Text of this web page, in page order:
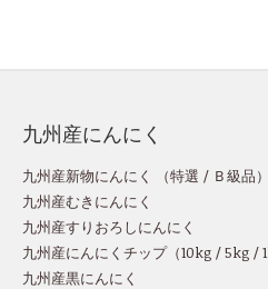
九州産にんにく
九州産新物にんにく （特選 / Ｂ級品）
九州産むきにんにく
九州産すりおろしにんにく
九州産にんにくチップ（10kg /5kg /
九州産黒にんにく